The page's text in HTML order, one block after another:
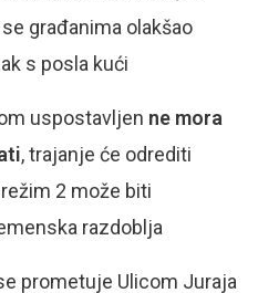
građanima olakšao
s posla kući
uspostavljen ne mora
, trajanje će odrediti
2 može biti
razdoblja
prometuje Ulicom Juraja